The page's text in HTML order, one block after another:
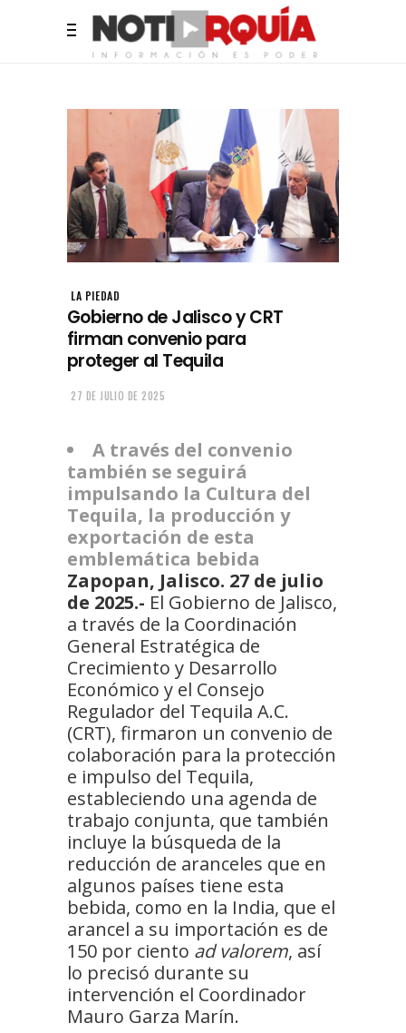
LA PIEDAD
Gobierno de Jalisco y CRT
firman convenio para
proteger al Tequila
27 DE JULIO DE 2025
A través del convenio
también se seguirá
impulsando la Cultura del
Tequila, la producción y
exportación de esta
emblemática bebida
Zapopan, Jalisco. 27 de julio
de 2025.- El Gobierno de Jalisco,
a través de la Coordinación
General Estratégica de
Crecimiento y Desarrollo
Económico y el Consejo
Regulador del Tequila A.C.
(CRT), firmaron un convenio de
colaboración para la protección
e impulso del Tequila,
estableciendo una agenda de
trabajo conjunta, que también
incluye la búsqueda de la
reducción de aranceles que en
algunos países tiene esta
bebida, como en la India, que el
arancel a su importación es de
150 por ciento ad valorem, así
lo precisó durante su
intervención el Coordinador
Mauro Garza Marín.